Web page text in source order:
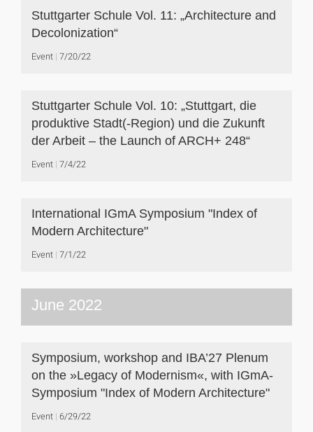
Stuttgarter Schule Vol. 11: „Architecture and
Decolonization“
Event 7/20/22
Stuttgarter Schule Vol. 10: „Stuttgart, die
produktive Stadt(-Region) und die Zukunft
der Arbeit – the Launch of ARCH+ 248“
Event 7/4/22
International IGmA Symposium "Index of
Modern Architecture"
Event 7/1/22
June 2022
Symposium, workshop and IBA’27 Plenum
on the »Legacy of Modernism«, with IGmA-
Symposium "Index of Modern Architecture"
Event 6/29/22